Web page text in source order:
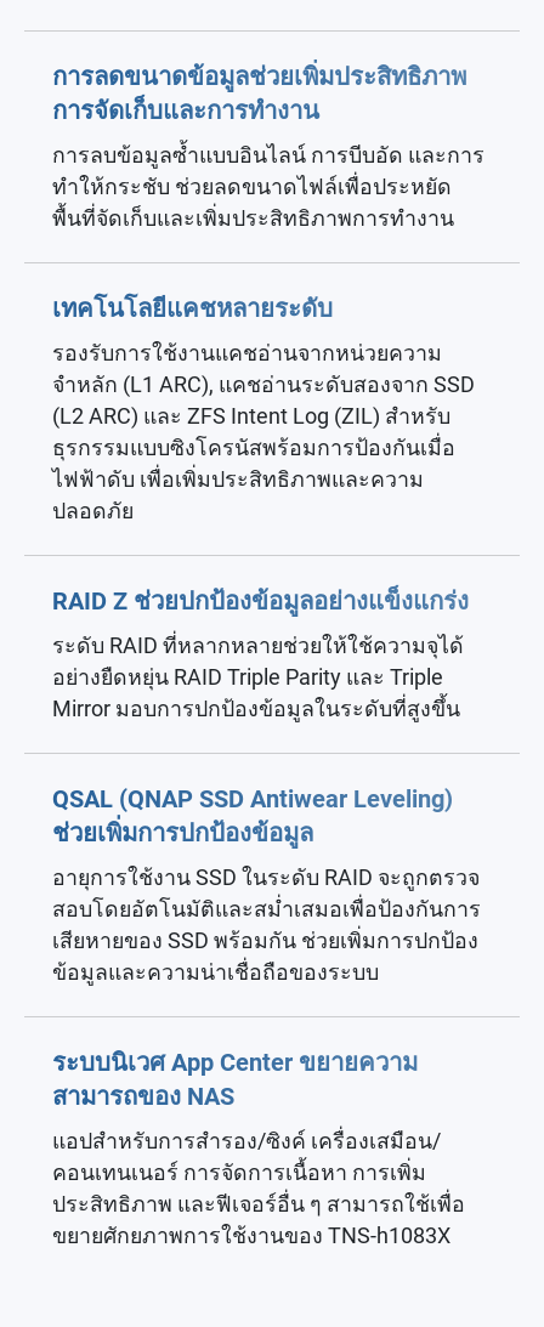
การลดขนาดข้อมูลช่วยเพิ่มประสิทธิภาพ
การจัดเก็บและการทำงาน
การลบข้อมูลซ้ำแบบอินไลน์ การบีบอัด และการ
ทำให้กระชับ ช่วยลดขนาดไฟล์เพื่อประหยัด
พื้นที่จัดเก็บและเพิ่มประสิทธิภาพการทำงาน
เทคโนโลยีแคชหลายระดับ
รองรับการใช้งานแคชอ่านจากหน่วยความ
จำหลัก (L1 ARC), แคชอ่านระดับสองจาก SSD
(L2 ARC) และ ZFS Intent Log (ZIL) สำหรับ
ธุรกรรมแบบซิงโครนัสพร้อมการป้องกันเมื่อ
ไฟฟ้าดับ เพื่อเพิ่มประสิทธิภาพและความ
ปลอดภัย
RAID Z ช่วยปกป้องข้อมูลอย่างแข็งแกร่ง
ระดับ RAID ที่หลากหลายช่วยให้ใช้ความจุได้
อย่างยืดหยุ่น RAID Triple Parity และ Triple
Mirror มอบการปกป้องข้อมูลในระดับที่สูงขึ้น
QSAL (QNAP SSD Antiwear Leveling)
ช่วยเพิ่มการปกป้องข้อมูล
อายุการใช้งาน SSD ในระดับ RAID จะถูกตรวจ
สอบโดยอัตโนมัติและสม่ำเสมอเพื่อป้องกันการ
เสียหายของ SSD พร้อมกัน ช่วยเพิ่มการปกป้อง
ข้อมูลและความน่าเชื่อถือของระบบ
ระบบนิเวศ App Center ขยายความ
สามารถของ NAS
แอปสำหรับการสำรอง/ซิงค์ เครื่องเสมือน/
คอนเทนเนอร์ การจัดการเนื้อหา การเพิ่ม
ประสิทธิภาพ และฟีเจอร์อื่น ๆ สามารถใช้เพื่อ
ขยายศักยภาพการใช้งานของ TNS-h1083X